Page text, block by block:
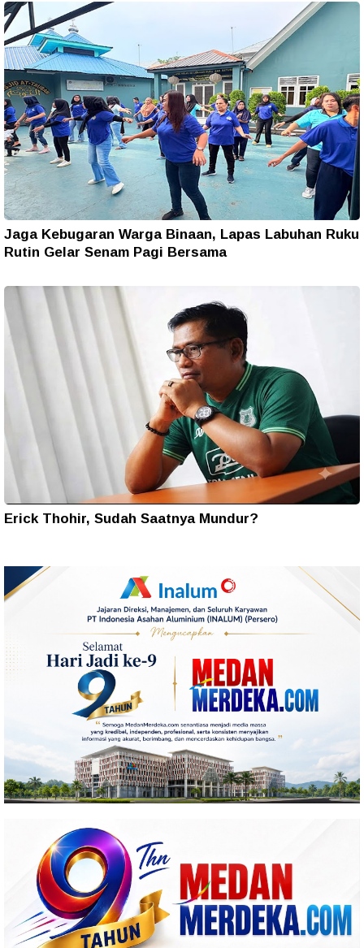
Jaga Kebugaran Warga Binaan, Lapas Labuhan Ruku
Rutin Gelar Senam Pagi Bersama
Erick Thohir, Sudah Saatnya Mundur?